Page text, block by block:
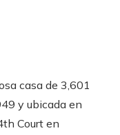
casa de 3,601
y ubicada en
Court en